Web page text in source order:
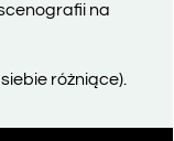
na
różniące).